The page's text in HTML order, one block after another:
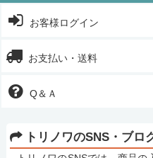
お客様ログイン
お支払い・送料
Q＆Ａ
トリノワのSNS・ブロ